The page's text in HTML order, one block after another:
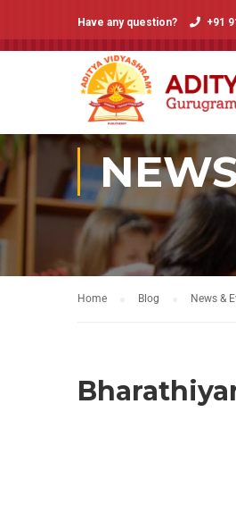
Have any question? +91
Home Blog News &